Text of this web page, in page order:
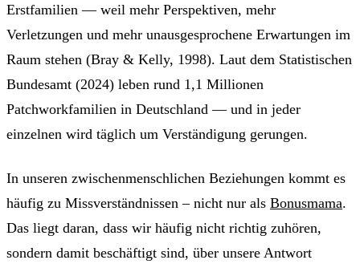
Erstfamilien — weil mehr Perspektiven, mehr
Verletzungen und mehr unausgesprochene Erwartungen im
Raum stehen (Bray & Kelly, 1998). Laut dem Statistischen
Bundesamt (2024) leben rund 1,1 Millionen
Patchworkfamilien in Deutschland — und in jeder
einzelnen wird täglich um Verständigung gerungen.
In unseren zwischenmenschlichen Beziehungen kommt es
häufig zu Missverständnissen – nicht nur als Bonusmama.
Das liegt daran, dass wir häufig nicht richtig zuhören,
sondern damit beschäftigt sind, über unsere Antwort